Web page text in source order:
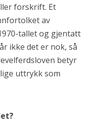
forskrift. Et
av
tallet og gjentatt
ikke det er nok, så
betyr
uttrykk som